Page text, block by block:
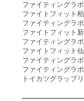
ファイティングラ
ファイトフィット柏
ファイティングラ
ファイトフィット
ファイティングラ
ファイトフィット
ファイティングラ
ファイティングラ
トイカツグラップ